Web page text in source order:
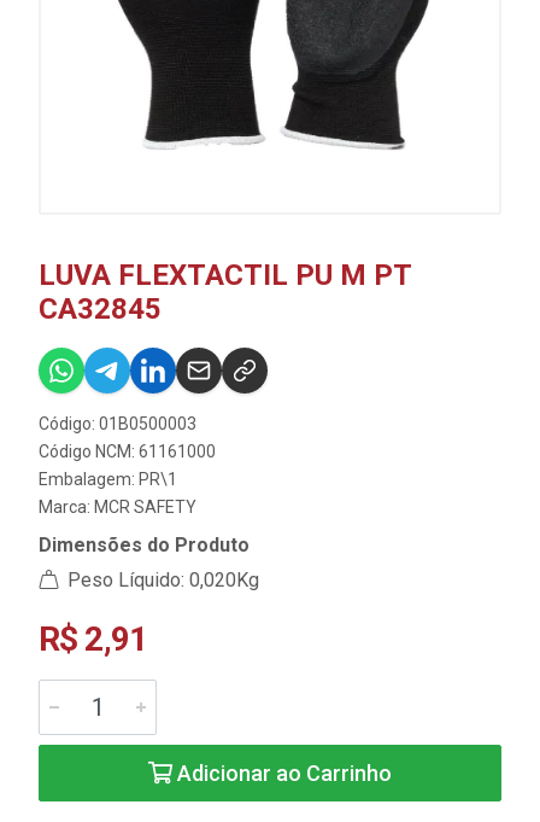
LUVA FLEXTACTIL PU M PT
CA32845
Código: 01B0500003
Código NCM: 61161000
Embalagem: PR\1
Marca: MCR SAFETY
Dimensões do Produto
Peso Líquido: 0,020Kg
R$ 2,91
Adicionar ao Carrinho